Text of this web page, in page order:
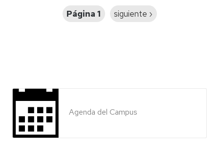
Página 1
Siguiente
siguiente ›
Agenda del Campus